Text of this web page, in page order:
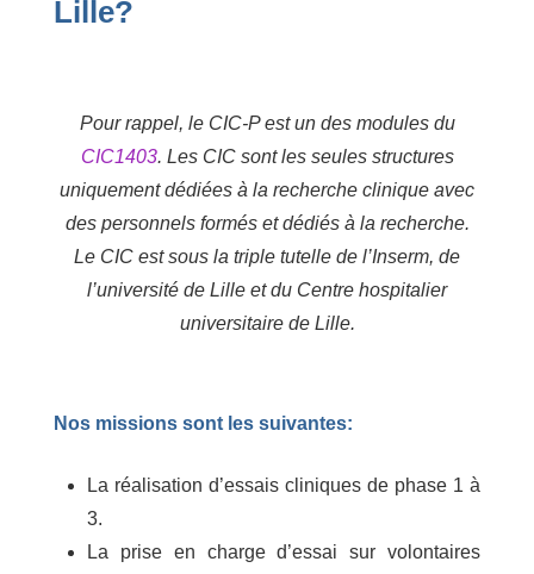
Lille?
Pour rappel, le CIC-P est un des modules du
CIC1403. Les CIC sont les seules structures
uniquement dédiées à la recherche clinique avec
des personnels formés et dédiés à la recherche.
Le CIC est sous la triple tutelle de l’Inserm, de
l’université de Lille et du Centre hospitalier
universitaire de Lille.
Nos missions sont les suivantes:
La réalisation d’essais cliniques de phase 1 à
3.
La prise en charge d’essai sur volontaires